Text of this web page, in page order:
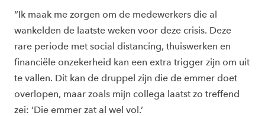
“Ik maak me zorgen om de medewerkers die al
wankelden de laatste weken voor deze crisis. Deze
rare periode met social distancing, thuiswerken en
financiële onzekerheid kan een extra trigger zijn om uit
te vallen. Dit kan de druppel zijn die de emmer doet
overlopen, maar zoals mijn collega laatst zo treffend
zei: ‘Die emmer zat al wel vol.’